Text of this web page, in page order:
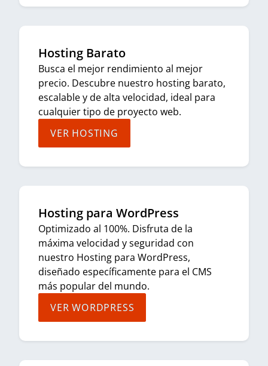
Hosting Barato
Busca el mejor rendimiento al mejor
precio. Descubre nuestro hosting barato,
escalable y de alta velocidad, ideal para
cualquier tipo de proyecto web.
VER HOSTING
Hosting para WordPress
Optimizado al 100%. Disfruta de la
máxima velocidad y seguridad con
nuestro Hosting para WordPress,
diseñado específicamente para el CMS
más popular del mundo.
VER WORDPRESS